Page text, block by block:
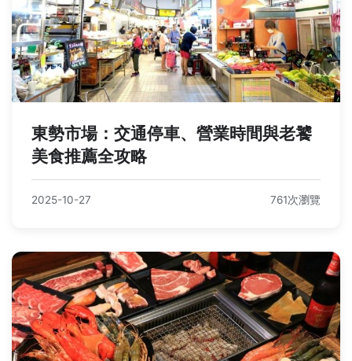
東勢市場：交通停車、營業時間與老饕
美食推薦全攻略
2025-10-27 761次瀏覽